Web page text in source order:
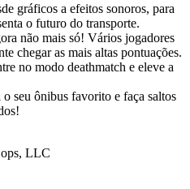
gráficos a efeitos sonoros, para
o futuro do transporte.
não mais só! Vários jogadores
chegar as mais altas pontuações.
no modo deathmatch e eleve a
o seu ônibus favorito e faça saltos
LLC